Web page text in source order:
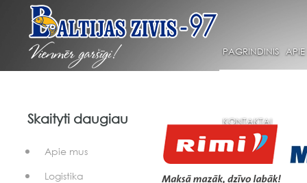
PAGRINDINIS
KONTAKTAI
Skaityti daugiau
Apie mus
Logistika